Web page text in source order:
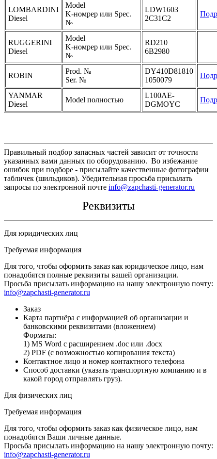
LOMBARDINI
Diesel
Model
K-номрер или Spec.
№
LDW1603
2C31C2
RUGGERINI
Diesel
Model
K-номрер или Spec.
№
RD210
6B2980
ROBIN
Prod. №
Ser. №
DY410D81810
1050079
YANMAR
Diesel
Model полностью
L100AE-
DGMOYC
Правильный подбор запасных частей зависит от точности
указанных вами данных по оборудованию. Во избежание
ошибок при подборе - присылайте качественные фотографии
табличек (шильдиков). Убедительная просьба присылать
запросы по электронной почте info@zapchasti-generator.ru
Реквизиты
Для юридических лиц
Требуемая информация
Для того, чтобы оформить заказ как юридическое лицо, нам
понадобятся полные реквизиты вашей организации.
Просьба присылать информацию на нашу электронную почту:
info@zapchasti-generator.ru
Заказ
Карта партнёра с информацией об организации и
банковскими реквизитами (вложением)
Форматы:
1) MS Word с расширением .doc или .docx
2) PDF (с возможностью копирования текста)
Контактное лицо и номер контактного телефона
Способ доставки (указать транспортную компанию и в
какой город отправлять груз).
Для физических лиц
Требуемая информация
Для того, чтобы оформить заказ как физическое лицо, нам
понадобятся Ваши личные данные.
Просьба присылать информацию на нашу электронную почту:
info@zapchasti-generator.ru